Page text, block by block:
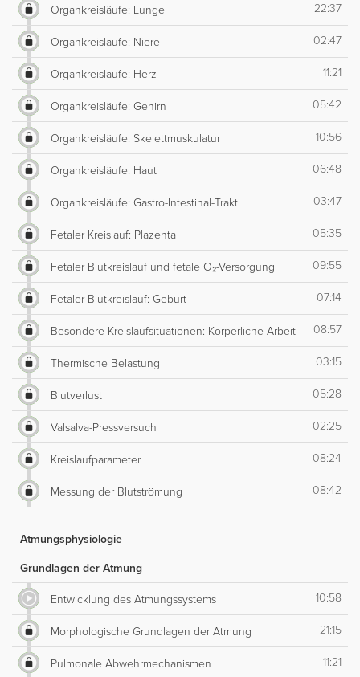
Organkreisläufe: Lunge 22:37
Organkreisläufe: Niere 02:47
Organkreisläufe: Herz 11:21
Organkreisläufe: Gehirn 05:42
Organkreisläufe: Skelettmuskulatur 10:56
Organkreisläufe: Haut 06:48
Organkreisläufe: Gastro-Intestinal-Trakt 03:47
Fetaler Kreislauf: Plazenta 05:35
Fetaler Blutkreislauf und fetale O₂-Versorgung 09:55
Fetaler Blutkreislauf: Geburt 07:14
Besondere Kreislaufsituationen: Körperliche Arbeit 08:57
Thermische Belastung 03:15
Blutverlust 05:28
Valsalva-Pressversuch 02:25
Kreislaufparameter 08:24
Messung der Blutströmung 08:42
Atmungsphysiologie
Grundlagen der Atmung
Entwicklung des Atmungssystems 10:58
Morphologische Grundlagen der Atmung 21:15
Pulmonale Abwehrmechanismen 11:21